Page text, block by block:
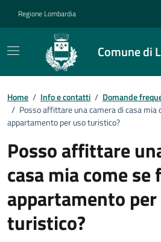
Regione Lombardia
Comune di
Dettagli FAQ
Home / Info e contatti / Domande
/ Posso affittare una camera di casa mia
appartamento per uso turistico?
Posso affittare
casa mia come se
appartamento
turistico?